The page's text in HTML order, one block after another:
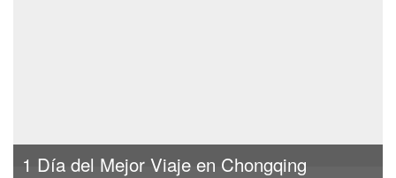
1 Día del Mejor Viaje en Chongqing